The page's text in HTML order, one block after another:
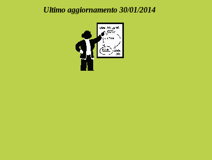
Ultimo aggiornamento 30/01/2014